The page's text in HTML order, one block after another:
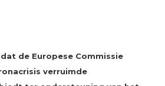
de Europese Commissie
verruimde